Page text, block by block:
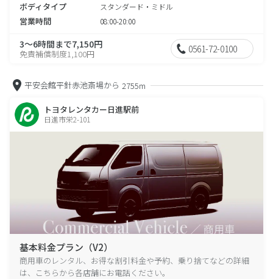
ボディタイプ スタンダード・ミドル
営業時間 08:00-20:00
3～6時間まで7,150円
免責補償制度1,100円 0561-72-0100
平安会館平針赤池斎場から 2755m
トヨタレンタカー日進駅前
日進市栄2-101
基本料金プラン（V2）
商用車のレンタル、お得な割引料金や予約、乗り捨てなどの詳細
は、こちらから各店舗にお電話ください。